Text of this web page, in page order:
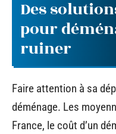
Des
pour
ruiner
Faire attention à sa
déménage. Les
France, le coût d’un